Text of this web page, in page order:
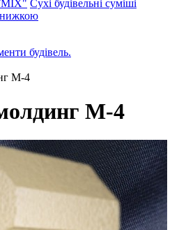
Сухі будівельні суміші
будівель.
М-4
М-4